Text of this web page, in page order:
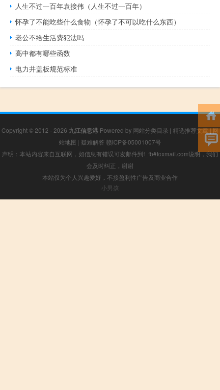
人生不过一百年袁接伟（人生不过一百年）
怀孕了不能吃些什么食物（怀孕了不可以吃什么东西）
老公不给生活费犯法吗
高中都有哪些函数
电力井盖板规范标准
Copyright © 2012 - 2026 九江信息港 Powered by 网站分类目录 | 精选推荐文章|网
站地图 | 疑难解答 赣ICP备05001007号
声明：本站内容来自互联网，如信息有错误可发邮件到f_fb#foxmail.com说明，我们
会及时纠正，谢谢
本站仅为个人兴趣爱好，不接盈利性广告及商业合作
小男孩